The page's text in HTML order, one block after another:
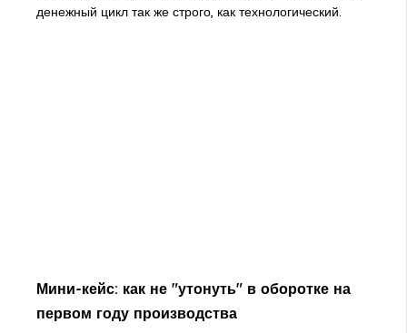
денежный цикл так же строго, как технологический.
Мини-кейс: как не "утонуть" в оборотке на
первом году производства